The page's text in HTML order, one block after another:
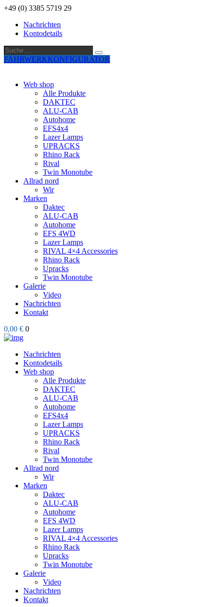
+49 (0) 3385 5719 29
Nachrichten
Kontodetails
Suche
…
Suche
FAHRWERKKONFIGURATOR
Web shop
Alle Produkte
DAKTEC
ALU-CAB
Autohome
EFS4x4
Lazer Lamps
UPRACKS
Rhino Rack
Rival
Twin Monotube
Allrad nord
Wir
Marken
Daktec
ALU-CAB
Autohome
EFS 4WD
Lazer Lamps
RIVAL 4×4 Accessories
Rhino Rack
Upracks
Twin Monotube
Galerie
Video
Nachrichten
Kontakt
0,00 € 0
Nachrichten
Kontodetails
Web shop
Alle Produkte
DAKTEC
ALU-CAB
Autohome
EFS4x4
Lazer Lamps
UPRACKS
Rhino Rack
Rival
Twin Monotube
Allrad nord
Wir
Marken
Daktec
ALU-CAB
Autohome
EFS 4WD
Lazer Lamps
RIVAL 4×4 Accessories
Rhino Rack
Upracks
Twin Monotube
Galerie
Video
Nachrichten
Kontakt